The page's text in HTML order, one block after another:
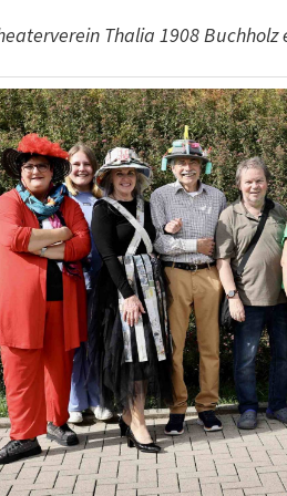
Thalia 1908 Buchholz